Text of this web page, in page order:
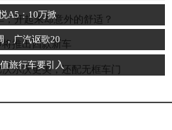
A5：10万掀
，广汽讴歌20
旅行车要引入